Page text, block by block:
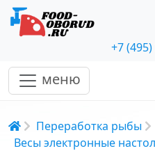
+7
меню
Строка навигации
Переработка рыбы
Весы электронные